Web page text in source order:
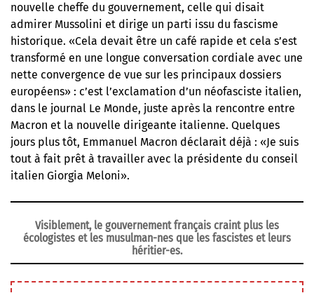
nouvelle cheffe du gouvernement, celle qui disait
admirer Mussolini et dirige un parti issu du fascisme
historique. «Cela devait être un café rapide et cela s’est
transformé en une longue conversation cordiale avec une
nette convergence de vue sur les principaux dossiers
européens» : c’est l’exclamation d’un néofasciste italien,
dans le journal Le Monde, juste après la rencontre entre
Macron et la nouvelle dirigeante italienne. Quelques
jours plus tôt, Emmanuel Macron déclarait déjà : «Je suis
tout à fait prêt à travailler avec la présidente du conseil
italien Giorgia Meloni».
Visiblement, le gouvernement français craint plus les
écologistes et les musulman-nes que les fascistes et leurs
héritier-es.